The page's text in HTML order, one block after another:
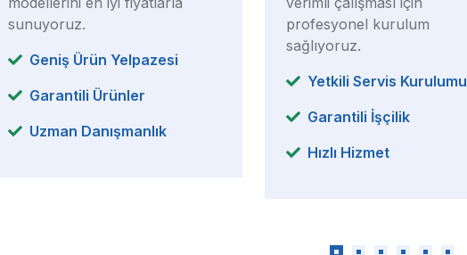
sunuyoruz.
Geniş Ürün Yelpazesi
Garantili Ürünler
Uzman Danışmanlık
profesyonel kurulum
sağlıyoruz.
Yetkili Servis Kurulumu
Garantili İşçilik
Hızlı Hizmet